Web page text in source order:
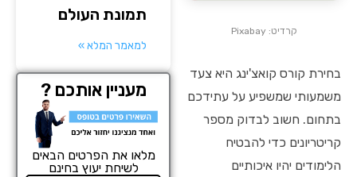
קרדיט: Pixabay
בחירת קורס קואצ'ינג היא צעד
משמעותי שמשפיע על עתידכם
בתחום. חשוב לבדוק מספר
קריטריונים כדי להבטיח
הלימודים יהיו איכותיים
תמונת העולם
למאמר המלא »
מעניין אותכם ?
מלאו את הפרטים הבאים
לשיחת יעוץ בחינם